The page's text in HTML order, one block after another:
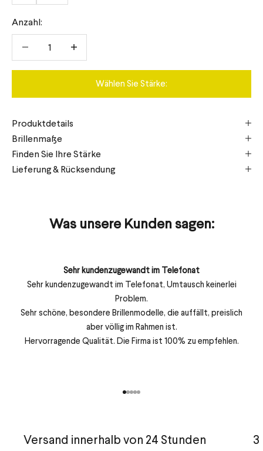
Anzahl:
Anzahl verringernAnzahl verringern
Wählen Sie Stärke:
Produktdetails
Brillenmaße
Finden Sie Ihre Stärke
Lieferung & Rücksendung
Was unsere Kunden sagen:
Sehr kundenzugewandt im Telefonat
Sehr kundenzugewandt im Telefonat, Umtausch keinerlei
Problem.
Sehr schöne, besondere Brillenmodelle, die auffällt, preislich
aber völlig im Rahmen ist.
Hervorragende Qualität. Die Firma ist 100% zu empfehlen.
Gehe zu Element 1
Gehe zu Element 2
Gehe zu Element 3
Gehe zu Element 4
Gehe zu Element 5
Versand innerhalb von 24 Stunden 3